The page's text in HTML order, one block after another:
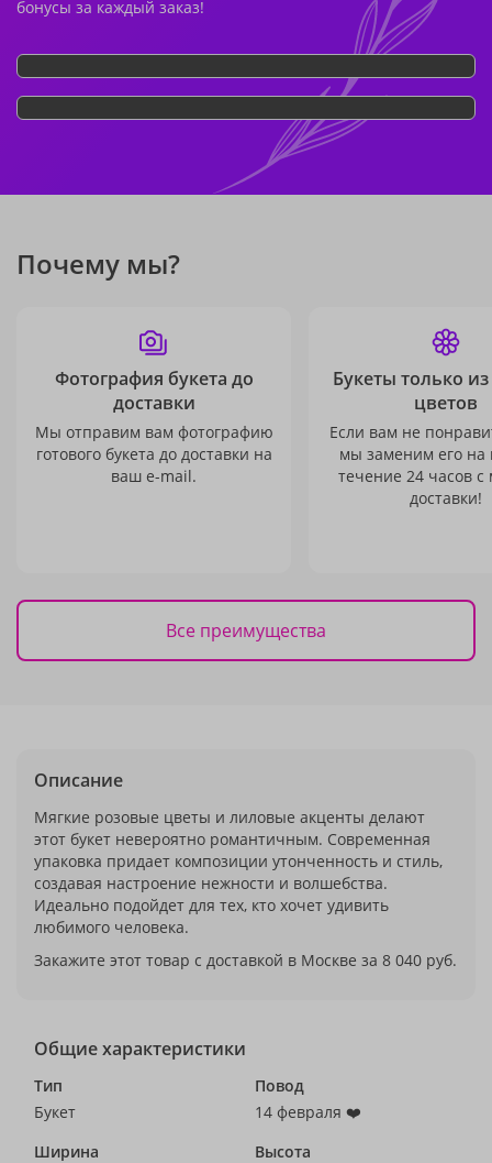
бонусы за каждый заказ!
Почему мы?
Фотография букета до
доставки
Мы отправим вам фотографию
готового букета до доставки на
ваш e-mail.
Букеты только
цветов
Если вам не
мы заменим его на
течение 24 часов с
доставки!
Все преимущества
Описание
Мягкие розовые цветы и лиловые акценты делают
этот букет невероятно романтичным. Современная
упаковка придает композиции утонченность и стиль,
создавая настроение нежности и волшебства.
Идеально подойдет для тех, кто хочет удивить
любимого человека.
Закажите этот товар с доставкой в Москве за 8 040 руб.
Общие характеристики
Тип
Букет
Повод
14 февраля ❤️
Ширина
Высота